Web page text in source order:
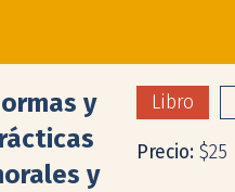
y
y
Libro
Precio: $25